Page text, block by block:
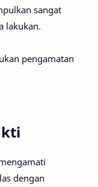
sangat
lakukan.
pengamatan
dengan